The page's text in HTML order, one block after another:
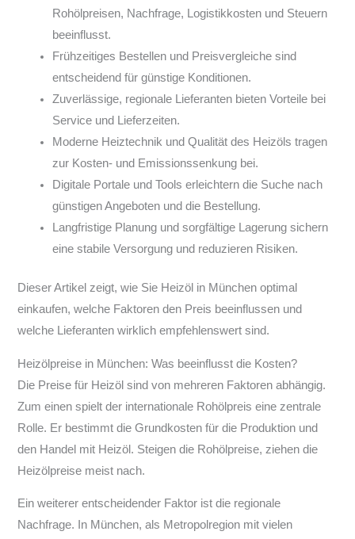
Rohölpreisen, Nachfrage, Logistikkosten und Steuern
beeinflusst.
Frühzeitiges Bestellen und Preisvergleiche sind
entscheidend für günstige Konditionen.
Zuverlässige, regionale Lieferanten bieten Vorteile bei
Service und Lieferzeiten.
Moderne Heiztechnik und Qualität des Heizöls tragen
zur Kosten- und Emissionssenkung bei.
Digitale Portale und Tools erleichtern die Suche nach
günstigen Angeboten und die Bestellung.
Langfristige Planung und sorgfältige Lagerung sichern
eine stabile Versorgung und reduzieren Risiken.
Dieser Artikel zeigt, wie Sie Heizöl in München optimal
einkaufen, welche Faktoren den Preis beeinflussen und
welche Lieferanten wirklich empfehlenswert sind.
Heizölpreise in München: Was beeinflusst die Kosten?
Die Preise für Heizöl sind von mehreren Faktoren abhängig.
Zum einen spielt der internationale Rohölpreis eine zentrale
Rolle. Er bestimmt die Grundkosten für die Produktion und
den Handel mit Heizöl. Steigen die Rohölpreise, ziehen die
Heizölpreise meist nach.
Ein weiterer entscheidender Faktor ist die regionale
Nachfrage. In München, als Metropolregion mit vielen